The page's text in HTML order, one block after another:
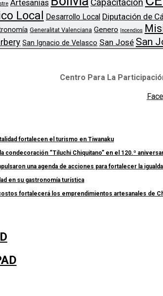
Artesanias Capacitación
Local Desarrollo Local Diputación de
Generalitat Valenciana Genero Incendios
San Ignacio de Velasco San José San
Centro Para La
fortalecen el turismo en Tiwanaku
condecoración “Tiluchi Chiquitano” en el 120.º
una agenda de acciones para fortalecer la
en su gastronomía turística
fortalecerá los emprendimientos artesanales de